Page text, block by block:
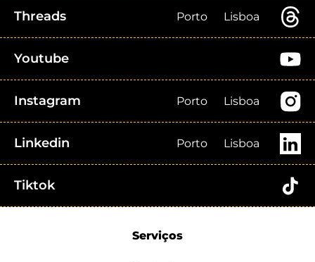
Threads Porto Lisboa
Youtube
Instagram Porto Lisboa
Linkedin Porto Lisboa
Tiktok
Serviços